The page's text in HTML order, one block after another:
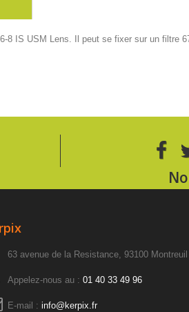
8 IS USM Lens. Il peut se fixer sur un filtre
63 avenue de la Resistance, 93100
Appelez-nous au : 01 40 33 49 96
E-mail : info@kerpix.fr